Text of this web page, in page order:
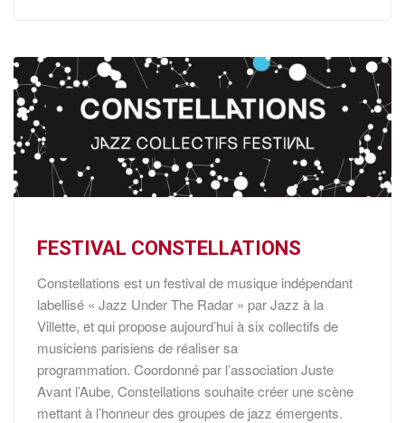
FESTIVAL CONSTELLATIONS
Constellations est un festival de musique indépendant
labellisé « Jazz Under The Radar » par Jazz à la
Villette, et qui propose aujourd’hui à six collectifs de
musiciens parisiens de réaliser sa
programmation. Coordonné par l’association Juste
Avant l’Aube, Constellations souhaite créer une scène
mettant à l’honneur des groupes de jazz émergents.